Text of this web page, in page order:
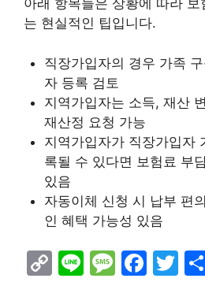
아래 항목들은 상황에 따라
는 현실적인 팁입니다.
직장가입자의 경우 가족
자 등록 검토
지역가입자는 소득, 재산
재산정 요청 가능
지역가입자가 직장가입자
록될 수 있다면 보험료 부
있음
자동이체 신청 시 납부 편
인 혜택 가능성 있음
C
Li M F
T